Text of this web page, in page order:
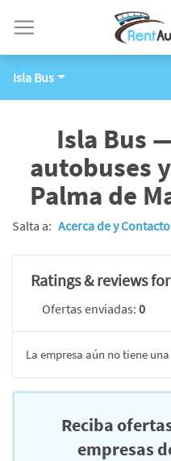
Isla Bus
Isla Bus
autobuses
Palma de
Salta a: Acerca de y Contacto
Ratings & reviews
Ofertas enviadas: 0
La empresa aún no tiene
Reciba
empresas